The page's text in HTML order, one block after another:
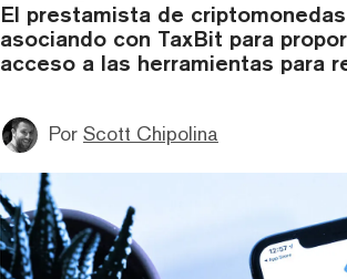
El prestamista de
asociando con TaxBit para
acceso a las herramientas para
Por Scott Chipolina